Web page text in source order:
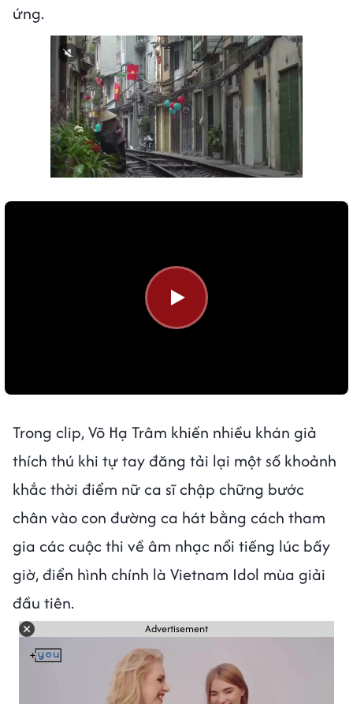
ứng.
Trong clip, Võ Hạ Trâm khiến nhiều khán giả
thích thú khi tự tay đăng tải lại một số khoảnh
khắc thời điểm nữ ca sĩ chập chững bước
chân vào con đường ca hát bằng cách tham
gia các cuộc thi về âm nhạc nổi tiếng lúc bấy
giờ, điển hình chính là Vietnam Idol mùa giải
đầu tiên.
Advertisement